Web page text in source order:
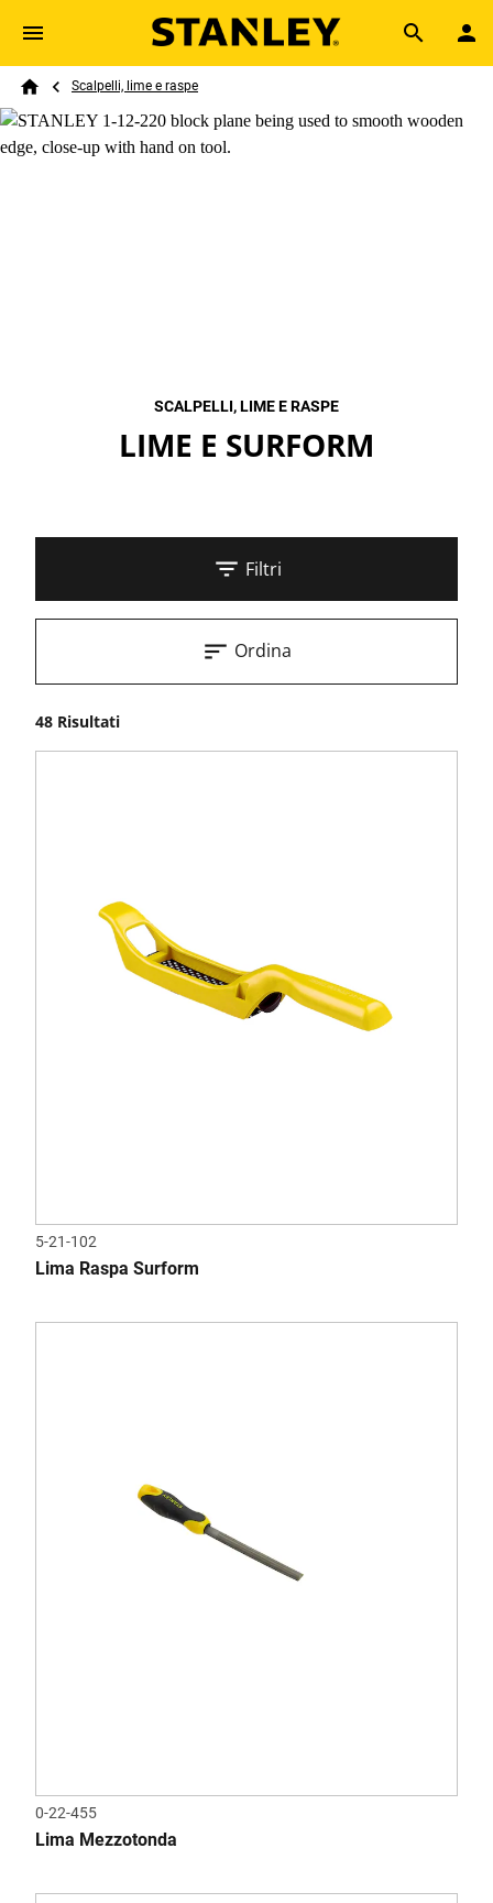
Skip to main content
Search
Breadcrumb
Scalpelli, lime e raspe
SCALPELLI, LIME E RASPE
LIME E SURFORM
Filtri
48 Risultati
Ordina
5-21-102
Lima Raspa Surform
0-22-455
Lima Mezzotonda